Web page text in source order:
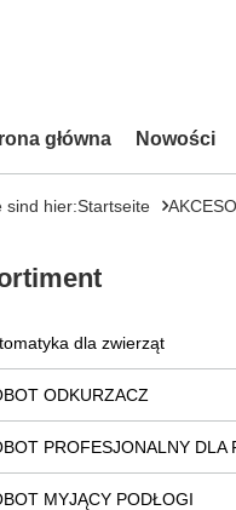
główna Nowości
sind hier:Startseite
dla zwierząt
ODKURZACZ
PROFESJONALNY DLA
MYJĄCY PODŁOGI